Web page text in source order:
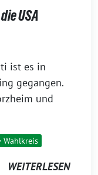
USA
ist es in
gegangen.
und
Wahlkreis
WEITERLESEN